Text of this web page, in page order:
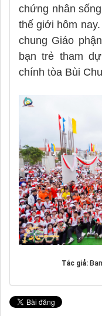
chứng nhân
thế giới hôm
chung Giáo
bạn trẻ tham
chính tòa Bùi
Tác giả: